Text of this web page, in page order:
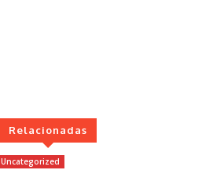
Relacionadas
Uncategorized